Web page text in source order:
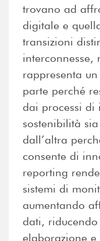
trovano ad
digitale e
transizioni
rappresenta
parte perché
dai processi di
sostenibilità
dall’altra
consente di
reporting
sistemi di
aumentando
dati,
elaborazione